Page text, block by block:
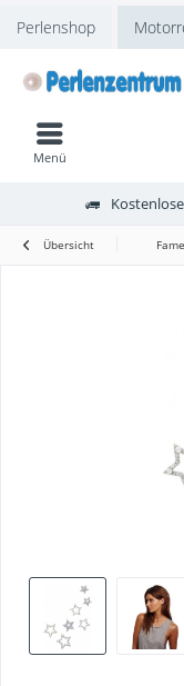
Perlenshop
Menü
Übersicht Fame